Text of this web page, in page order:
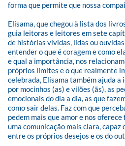
forma que permite que nossa
Elisama, que chegou à lista dos
guia leitoras e leitores em sete
de histórias vividas, lidas ou
entender o que é coragem e como
e qual a importância, nos
próprios limites e o que realmente
celebrada, Elisama também ajuda
por mocinhos (as) e vilões (ãs), as
emocionais do dia a dia, as que
como sair delas. Faz com que
pedem mais que amor e nos
uma comunicação mais clara,
entre os próprios desejos e os do